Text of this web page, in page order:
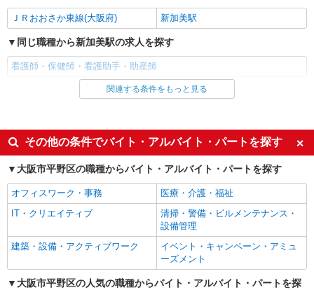
ＪＲおおさか東線(大阪府) 新加美駅
同じ職種から新加美駅の求人を探す
看護師・保健師・看護助手・助産師
同じ雇用形態から新加美駅の求人を探す
同じ特徴から新加美駅の求人を探す
入社日応相談
未経験歓迎
経験者・有資格者歓迎
新卒・第二新卒歓迎
女性活躍中
主婦・主夫歓迎
学歴不問
ブランクOK
ミドル（40代～）活躍中
シニア（60代～）活躍中
高収入・高額
ボーナス・賞与あり
関連する条件をもっと見る
その他の条件でバイト・アルバイト・パートを探す
大阪市平野区の職種からバイト・アルバイト・パートを探す
オフィスワーク・事務
医療・介護・福祉
IT・クリエイティブ
清掃・警備・ビルメンテナンス・
設備管理
建築・設備・アクティブワーク
イベント・キャンペーン・アミュ
ーズメント
大阪市平野区の人気の職種からバイト・アルバイト・パートを探